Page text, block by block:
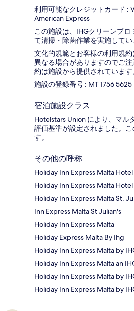
利用可能なクレジットカード :
American Express
この施設は、IHGクリーンプ
て清掃・除菌作業を実施してい
文化的規範とお客様の利用規
異なる場合がありますのでご
約は施設から提供されています
施設の登録番号 : MT 1756 5625
宿泊施設クラス
Hotelstars Union により、マル
評価基準が設定されました。
す。
その他の呼称
Holiday Inn Express Malta
Holiday Inn Express Malta Hotel
Holiday Inn Express Malta St.
Inn Express Malta St Julian's
Holiday Inn Express Malta
Holiday Express Malta By Ihg
Holiday Inn Express Malta by
Holiday Inn Express Malta an
Holiday Inn Express Malta by
Holiday Inn Express Malta by